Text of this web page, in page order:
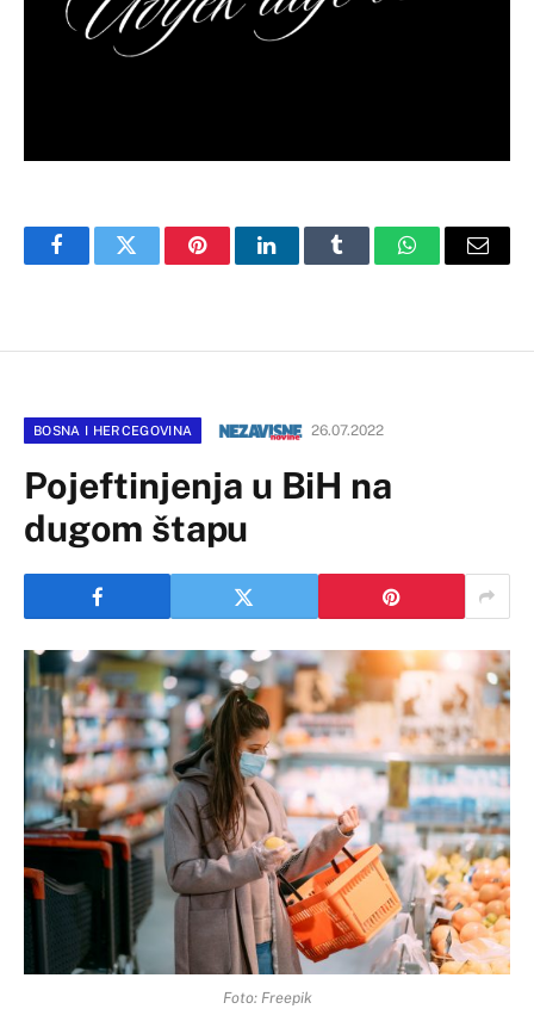
FacebookTwitter PinterestLinkedInTumblr WhatsAppEmail
BOSNA I HERCEGOVINA 26.07.2022
Pojeftinjenja u BiH na
dugom štapu
Foto: Freepik